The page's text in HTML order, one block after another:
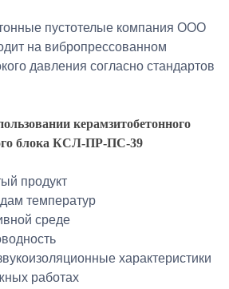
пустотелые компания ООО
на вибропрессованном
давления согласно стандартов
керамзитобетонного
блока КСЛ-ПР-ПС-39
продукт
температур
среде
характеристики
работах